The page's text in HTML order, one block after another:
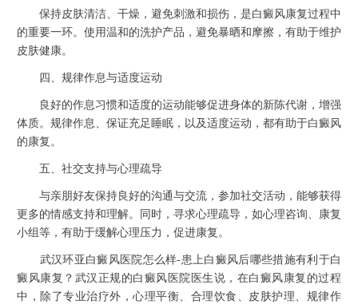
保持皮肤清洁、干燥，避免刺激和损伤，是白癜风康复过程中
的重要一环。使用温和的洗护产品，避免暴晒和摩擦，有助于维护
皮肤健康。
四、规律作息与适度运动
良好的作息习惯和适度的运动能够促进身体的新陈代谢，增强
体质。规律作息、保证充足睡眠，以及适度运动，都有助于白癜风
的康复。
五、社交支持与心理疏导
与亲朋好友保持良好的沟通与交流，参加社交活动，能够获得
更多的情感支持和理解。同时，寻求心理疏导，如心理咨询、康复
小组等，有助于缓解心理压力，促进康复。
武汉环亚白癜风医院怎么样-患上白癜风后哪些措施有利于白
癜风康复？武汉正规的白癜风医院医生说，在白癜风康复的过程
中，除了专业治疗外，心理平衡、合理饮食、皮肤护理、规律作